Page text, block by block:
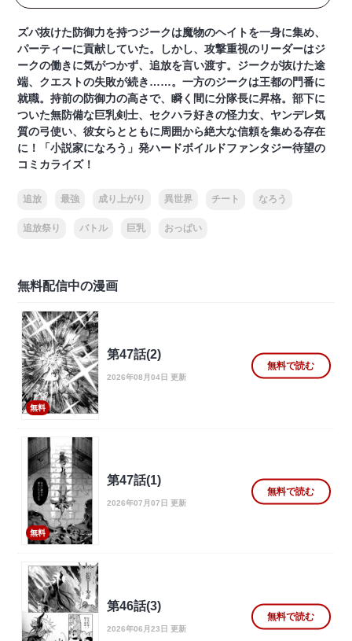
ズバ抜けた防御力を持つジークは魔物のヘイトを一身に集め、
パーティーに貢献していた。しかし、攻撃重視のリーダーはジ
ークの働きに気がつかず、追放を言い渡す。ジークが抜けた途
端、クエストの失敗が続き……。一方のジークは王都の門番に
就職。持前の防御力の高さで、瞬く間に分隊長に昇格。部下に
ついた無防備な巨乳剣士、セクハラ好きの怪力女、ヤンデレ気
質の弓使い、彼女らとともに周囲から絶大な信頼を集める存在
に！「小説家になろう」発ハードボイルドファンタジー待望の
コミカライズ！
追放 最強 成り上がり 異世界 チート なろう
追放祭り バトル 巨乳 おっぱい
無料配信中の漫画
無料
第47話(2)
2026年08月04日 更新
無料で読む
無料
第47話(1)
2026年07月07日 更新
無料で読む
第46話(3)
2026年06月23日 更新
無料で読む